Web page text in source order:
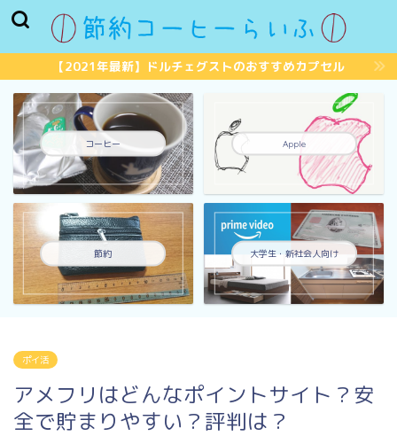
【2021年最新】ドルチェグストのおすすめカプセル
コーヒー Apple
節約 大学生・新社会人向け
ポイ活
アメフリはどんなポイントサイト？安
全で貯まりやすい？評判は？